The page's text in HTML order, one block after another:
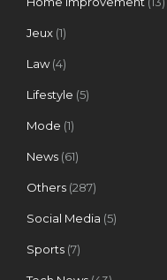
Jeux (1)
Law(4)
Lifestyle (5)
Mode (1)
News (61)
Others (287)
Social Media (5)
Sports (7)